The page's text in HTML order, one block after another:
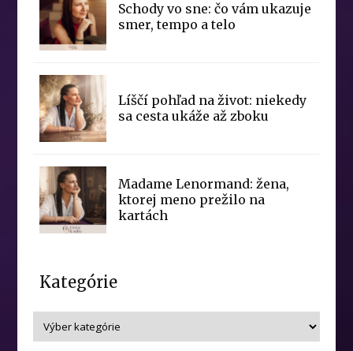
Schody vo sne: čo vám ukazuje
smer, tempo a telo
Líščí pohľad na život: niekedy
sa cesta ukáže až zboku
Madame Lenormand: žena,
ktorej meno prežilo na
kartách
Kategórie